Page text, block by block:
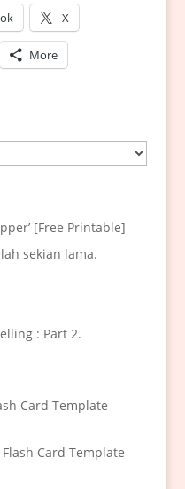
X
More
[Free Printable]
sekian lama.
: Part 2.
Card Template
Card Template